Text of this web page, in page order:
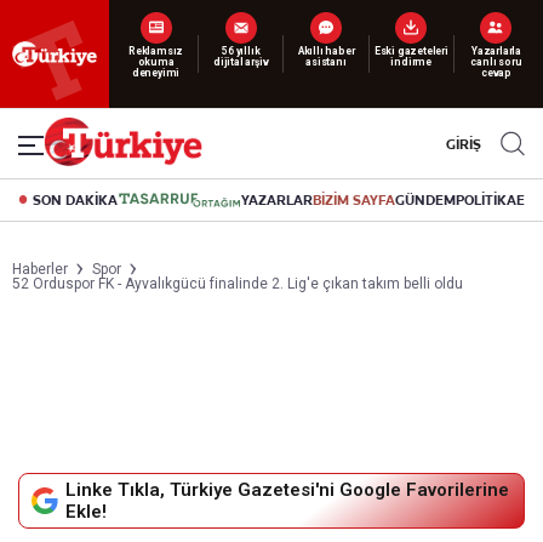
Reklamsız
okuma
deneyimi
56 yıllık
dijital arşiv
Akıllı haber
asistanı
Eski gazeteleri
indirme
Yazarlarla
canlı soru
cevap
GİRİŞ
SON DAKİKA YAZARLARBİZİM SAYFAGÜNDEMPOLİTİKA
Haberler
Spor
52 Orduspor FK - Ayvalıkgücü finalinde 2. Lig'e çıkan takım belli oldu
Linke Tıkla, Türkiye Gazetesi'ni Google Favorilerine
Ekle!